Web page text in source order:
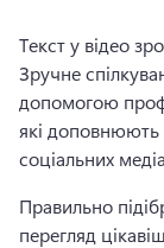
Текст у відео
Зручне
допомогою
які доповнюють
соціальних
Правильно
перегляд